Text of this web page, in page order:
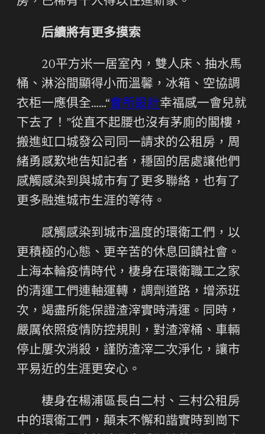
后續將有更多摸索
20平方米一居室內，雙人床、抽水馬
桶、淋浴間顯得小而溫馨，冰箱、空協調
衣柜一應俱全……“會所設計幸福感一會兒就
下去了！”從直不起腰也沒有茅廁的閣樓，
搬進虹口城發公司同一請求的公租房，周
緒勇感歎地告知記者，穩固的居處讓他們
感觸感染到與城市有了更多聯絡，也有了
更多融進城市生涯的等待。
感觸感染到城市溫度的環衛工們，以
更積極的心態、更辛苦的休息回饋社會。
上海本輪疫情時代，棲身在環衛職工之家
的清運工們連軸運轉，調劑道路，增添班
次，竭盡所能保證渣滓實時清運。同時，
嚴厲依照疫情防控規則，對渣滓桶、車輛
停止屢次消殺，謹防渣滓二次淨化，讓市
平易近的生涯更安心。
棲身在楊浦區長白二村、三村公租房
中的環衛工們，顛末不懈和諧實時到崗下